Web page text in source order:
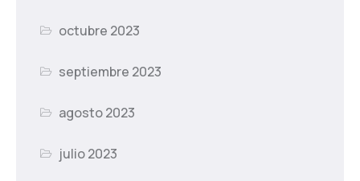
octubre 2023
septiembre 2023
agosto 2023
julio 2023